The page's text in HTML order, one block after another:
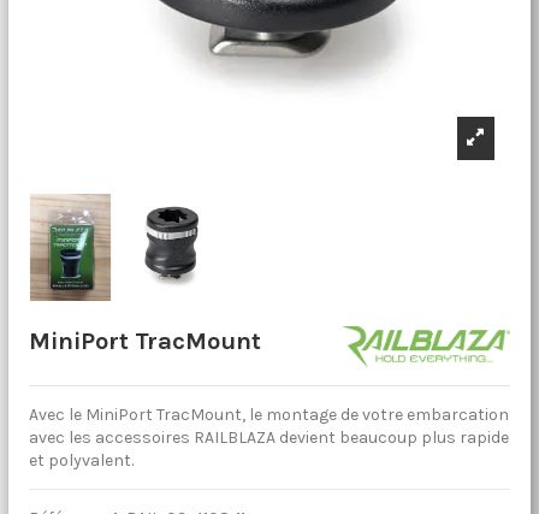
MiniPort TracMount
Avec le MiniPort TracMount, le montage de votre embarcation
avec les accessoires RAILBLAZA devient beaucoup plus rapide
et polyvalent.